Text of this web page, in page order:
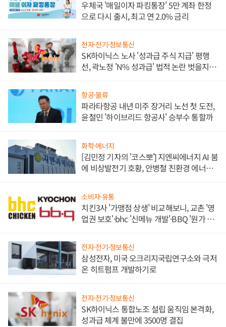
우체국 '매일이자 파킹통장' 5만 계좌 한정
으로 다시 출시, 최고 연 2.0% 금리
전자·전기·정보통신
SK하이닉스 노사 '성과급 주식 지급' 평행
선, 곽노정 'N% 성과급' 법적 논란 벗을지 주
항공·물류
파라타항공 내년 미주 장거리 노선 첫 도전,
윤철민 '하이브리드 항공사' 승부수 통할까
화학·에너지
[김민정 기자의 '코스뽀'] 지엔씨에너지 AI 붐
에 비상발전기 호황, 안병철 친환경 에너지
소비자·유통
치킨3사 '가맹점 상생' 비교해보니, 교촌 '영
업권 보호'·bhc '신메뉴 개발'·BBQ '원가 부
전자·전기·정보통신
삼성전자, 미국 오크리지국립연구소와 극저
온 히트펌프 개발하기로
전자·전기·정보통신
SK하이닉스 통합노조 설립 움직임 본격화,
성과급 체계 불만에 3500명 결집